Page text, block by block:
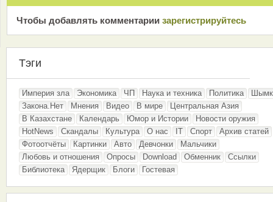
Чтобы добавлять комментарии зарeгиcтрирyйтeсь
Тэги
Империя зла Экономика ЧП Наука и техника Политика
Закона.Нет
Мнения Видео В мире
Центральная Азия
В Казахстане
Календарь Юмор и Истории
Новости оружия
HotNews
Скандалы Культура О нас IT Спорт
Архив статей
Фотоотчёты
Картинки Авто Девчонки
Мальчики
Любовь и отношения
Опросы Download Обменник
Ссылки
Библиотека
Ядерщик Блоги Гостевая